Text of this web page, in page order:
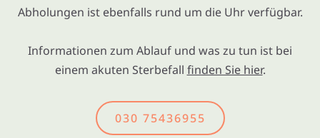
Abholungen ist ebenfalls rund um die Uhr verfügbar.
Informationen zum Ablauf und was zu tun ist bei
einem akuten Sterbefall finden Sie hier.
030 75436955